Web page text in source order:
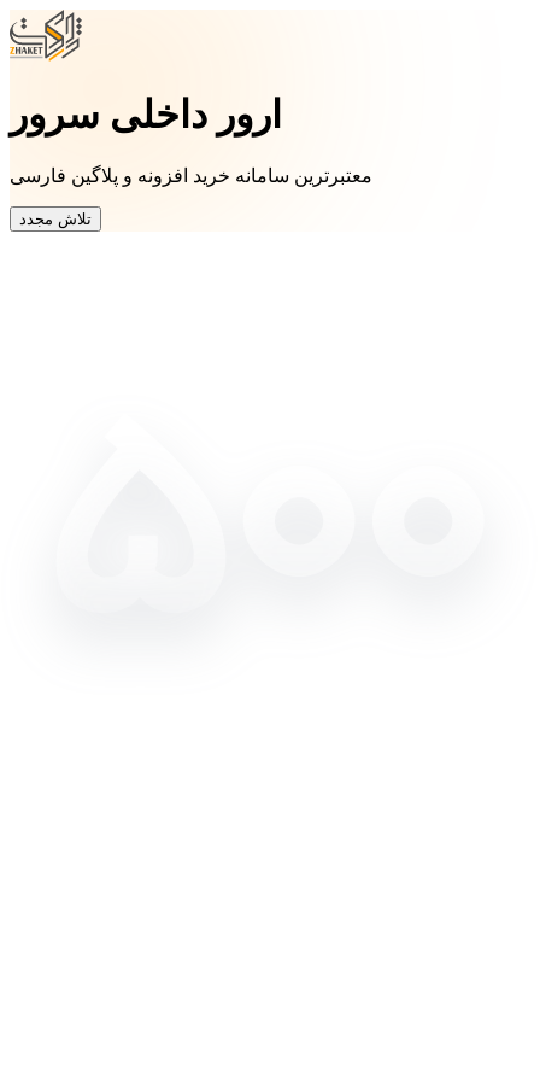
ارور داخلی سرور
معتبرترین سامانه خرید افزونه و پلاگین فارسی
تلاش مجدد